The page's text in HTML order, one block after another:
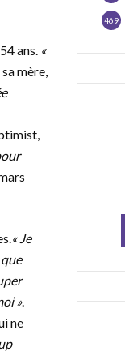
ans. «
mère,
« Je
».
ne
469